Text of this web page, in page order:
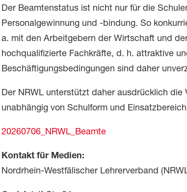
Der Beamtenstatus ist nicht nur für die
Personalgewinnung und -bindung. So
a. mit den Arbeitgebern der Wirtschaft und
hochqualifizierte Fachkräfte, d. h. attraktive
Beschäftigungsbedingungen sind daher
Der NRWL unterstützt daher ausdrücklich die
unabhängig von Schulform und
20260706_NRWL_Beamte
Kontakt für Medien:
Nordrhein-Westfälischer Lehrerverband